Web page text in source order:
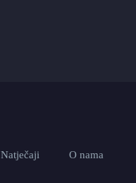
Natječaji O nama